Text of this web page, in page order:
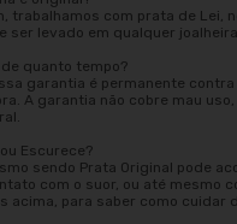
trabalhamos com prata de Lei,
ser levado em qualquer
quanto tempo?
garantia é permanente
A garantia não cobre mau
Escurece?
sendo Prata Original pode
com o suor, ou até mesmo
acima, para saber como cuidar